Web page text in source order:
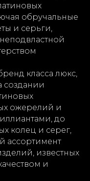
обручальные
и серьги,
класса люкс,
ожерелий и
до
колец и серег,
ассортимент
известных
и